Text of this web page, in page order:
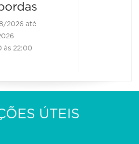
2026 até
às 22:00
ÚTEIS